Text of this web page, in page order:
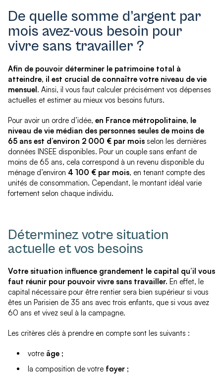
De quelle somme d’argent par
mois avez-vous besoin pour
vivre sans travailler ?
Afin de pouvoir déterminer le patrimoine total à
atteindre, il est crucial de connaître votre niveau de vie
mensuel. Ainsi, il vous faut calculer précisément vos dépenses
actuelles et estimer au mieux vos besoins futurs.
Pour avoir un ordre d’idée, en France métropolitaine, le
niveau de vie médian des personnes seules de moins de
65 ans est d’environ 2 000 € par mois selon les dernières
données INSEE disponibles. Pour un couple sans enfant de
moins de 65 ans, cela correspond à un revenu disponible du
ménage d’environ 4 100 € par mois, en tenant compte des
unités de consommation. Cependant, le montant idéal varie
fortement selon chaque individu.
Déterminez votre situation
actuelle et vos besoins
Votre situation influence grandement le capital qu’il vous
faut réunir pour pouvoir vivre sans travailler. En effet, le
capital nécessaire pour être rentier sera bien supérieur si vous
êtes un Parisien de 35 ans avec trois enfants, que si vous avez
60 ans et vivez seul à la campagne.
Les critères clés à prendre en compte sont les suivants :
votre âge ;
la composition de votre foyer ;